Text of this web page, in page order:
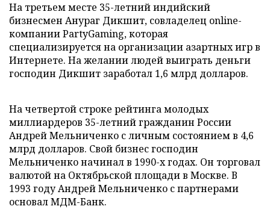
На третьем месте 35-летний индийский
бизнесмен Анураг Дикшит, совладелец online-
компании PartyGaming, которая
специализируется на организации азартных игр в
Интернете. На желании людей выиграть деньги
господин Дикшит заработал 1,6 млрд долларов.
На четвертой строке рейтинга молодых
миллиардеров 35-летний гражданин России
Андрей Мельниченко с личным состоянием в 4,6
млрд долларов. Свой бизнес господин
Мельниченко начинал в 1990-х годах. Он торговал
валютой на Октябрьской площади в Москве. В
1993 году Андрей Мельниченко с партнерами
основал МДМ-Банк.